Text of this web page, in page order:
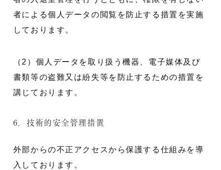
者による個人データの閲覧を防止する措置を実施
しております。
（2）個人データを取り扱う機器、電子媒体及び
書類等の盗難又は紛失等を防止するための措置を
講じております。
6．技術的安全管理措置
外部からの不正アクセスから保護する仕組みを導
入しております。